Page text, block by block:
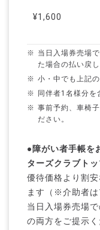
¥1,600
当日入場券売場
た場合の払い戻
小・中でも上記
同伴者1名様分を
事前予約、車椅
ださい。
●障がい者手帳を
ターズクラブト
優待価格より割
ます（※介助者は
当日入場券売場
の両方をご提示く